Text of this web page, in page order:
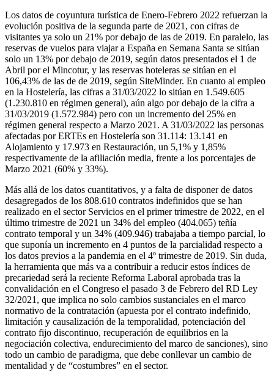
Los datos de coyuntura turística de Enero-Febrero 2022 refuerzan la
evolución positiva de la segunda parte de 2021, con cifras de
visitantes ya solo un 21% por debajo de las de 2019. En paralelo, las
reservas de vuelos para viajar a España en Semana Santa se sitúan
solo un 13% por debajo de 2019, según datos presentados el 1 de
Abril por el Mincotur, y las reservas hoteleras se sitúan en el
106,43% de las de de 2019, según SiteMinder. En cuanto al empleo
en la Hostelería, las cifras a 31/03/2022 lo sitúan en 1.549.605
(1.230.810 en régimen general), aún algo por debajo de la cifra a
31/03/2019 (1.572.984) pero con un incremento del 25% en
régimen general respecto a Marzo 2021. A 31/03/2022 las personas
afectadas por ERTEs en Hostelería son 31.114: 13.141 en
Alojamiento y 17.973 en Restauración, un 5,1% y 1,85%
respectivamente de la afiliación media, frente a los porcentajes de
Marzo 2021 (60% y 33%).
Más allá de los datos cuantitativos, y a falta de disponer de datos
desagregados de los 808.610 contratos indefinidos que se han
realizado en el sector Servicios en el primer trimestre de 2022, en el
último trimestre de 2021 un 34% del empleo (404.065) teñía
contrato temporal y un 34% (409.946) trabajaba a tiempo parcial, lo
que suponía un incremento en 4 puntos de la parcialidad respecto a
los datos previos a la pandemia en el 4º trimestre de 2019. Sin duda,
la herramienta que más va a contribuir a reducir estos índices de
precariedad será la reciente Reforma Laboral aprobada tras la
convalidación en el Congreso el pasado 3 de Febrero del RD Ley
32/2021, que implica no solo cambios sustanciales en el marco
normativo de la contratación (apuesta por el contrato indefinido,
limitación y causalización de la temporalidad, potenciación del
contrato fijo discontinuo, recuperación de equilibrios en la
negociación colectiva, endurecimiento del marco de sanciones), sino
todo un cambio de paradigma, que debe conllevar un cambio de
mentalidad y de “costumbres” en el sector.